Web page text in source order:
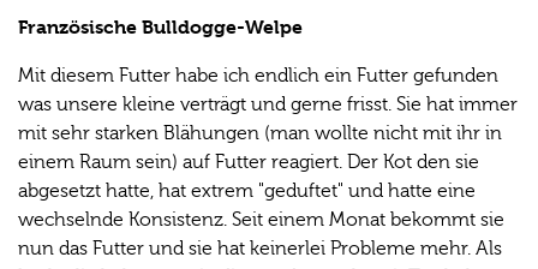
Französische Bulldogge-Welpe
Mit diesem Futter habe ich endlich ein Futter gefunden
was unsere kleine verträgt und gerne frisst. Sie hat immer
mit sehr starken Blähungen (man wollte nicht mit ihr in
einem Raum sein) auf Futter reagiert. Der Kot den sie
abgesetzt hatte, hat extrem "geduftet" und hatte eine
wechselnde Konsistenz. Seit einem Monat bekommt sie
nun das Futter und sie hat keinerlei Probleme mehr. Als